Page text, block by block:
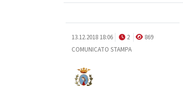
13.12.2018 18:06 2
869
COMUNICATO STAMPA